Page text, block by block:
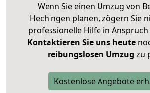
Wenn Sie einen Umzug von
Hechingen planen, zögern Sie
professionelle Hilfe in Anspruch
Kontaktieren Sie uns heute
reibungslosen Umzug zu
Kostenlose Angebote